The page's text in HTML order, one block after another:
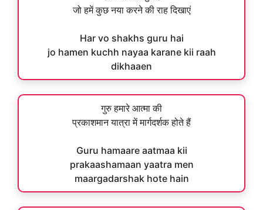
जो हमें कुछ नया करने की राह दिखाएं
Har vo shakhs guru hai
jo hamen kuchh nayaa karane kii raah
dikhaaen
गुरु हमारे आत्मा की
प्रकाशमान यात्रा में मार्गदर्शक होते हैं
Guru hamaare aatmaa kii
prakaashamaan yaatra men
maargadarshak hote hain